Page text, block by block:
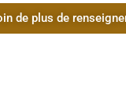
de plus de